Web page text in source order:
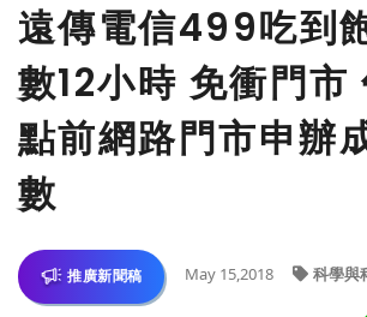
遠傳電信499吃到
數12小時 免衝門市
點前網路門市申辦
數
推廣新聞稿 May 15,2018 科學與